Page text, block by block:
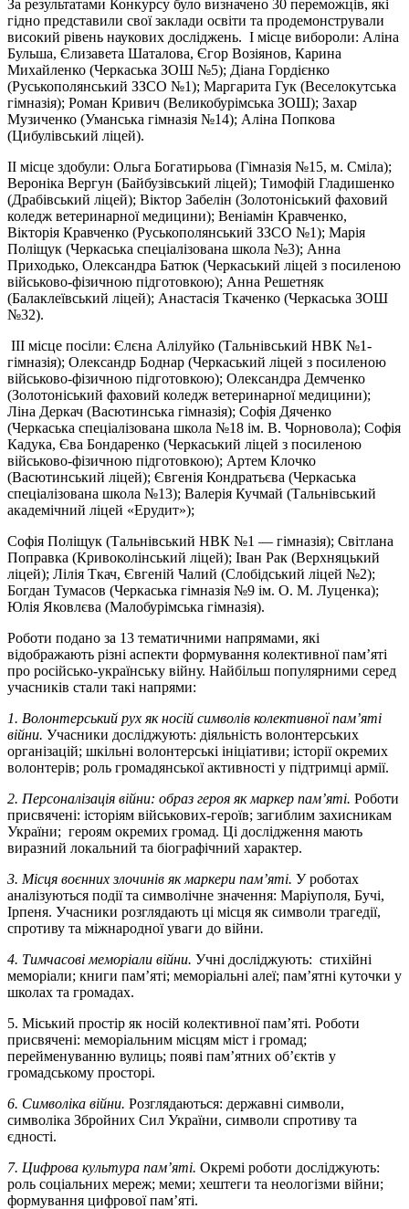
За результатами Конкурсу було визначено 30 переможців, які
гідно представили свої заклади освіти та продемонстрували
високий рівень наукових досліджень. І місце вибороли: Аліна
Бульша, Єлизавета Шаталова, Єгор Возіянов, Карина
Михайленко (Черкаська ЗОШ №5); Діана Гордієнко
(Руськополянський ЗЗСО №1); Маргарита Гук (Веселокутська
гімназія); Роман Кривич (Великобурімська ЗОШ); Захар
Музиченко (Уманська гімназія №14); Аліна Попкова
(Цибулівський ліцей).
ІІ місце здобули: Ольга Богатирьова (Гімназія №15, м. Сміла);
Вероніка Вергун (Байбузівський ліцей); Тимофій Гладишенко
(Драбівський ліцей); Віктор Забелін (Золотоніський фаховий
коледж ветеринарної медицини); Веніамін Кравченко,
Вікторія Кравченко (Руськополянський ЗЗСО №1); Марія
Поліщук (Черкаська спеціалізована школа №3); Анна
Приходько, Олександра Батюк (Черкаський ліцей з посиленою
військово-фізичною підготовкою); Анна Решетняк
(Балаклеївський ліцей); Анастасія Ткаченко (Черкаська ЗОШ
№32).
ІІІ місце посіли: Єлєна Алілуйко (Тальнівський НВК №1-
гімназія); Олександр Боднар (Черкаський ліцей з посиленою
військово-фізичною підготовкою); Олександра Демченко
(Золотоніський фаховий коледж ветеринарної медицини);
Ліна Деркач (Васютинська гімназія); Софія Дяченко
(Черкаська спеціалізована школа №18 ім. В. Чорновола); Софія
Кадука, Єва Бондаренко (Черкаський ліцей з посиленою
військово-фізичною підготовкою); Артем Клочко
(Васютинський ліцей); Євгенія Кондратьєва (Черкаська
спеціалізована школа №13); Валерія Кучмай (Тальнівський
академічний ліцей «Ерудит»);
Софія Поліщук (Тальнівський НВК №1 — гімназія); Світлана
Поправка (Кривоколінський ліцей); Іван Рак (Верхняцький
ліцей); Лілія Ткач, Євгеній Чалий (Слобідський ліцей №2);
Богдан Тумасов (Черкаська гімназія №9 ім. О. М. Луценка);
Юлія Яковлєва (Малобурімська гімназія).
Роботи подано за 13 тематичними напрямами, які
відображають різні аспекти формування колективної пам’яті
про російсько-українську війну. Найбільш популярними серед
учасників стали такі напрями:
1. Волонтерський рух як носій символів колективної пам’яті
війни. Учасники досліджують: діяльність волонтерських
організацій; шкільні волонтерські ініціативи; історії окремих
волонтерів; роль громадянської активності у підтримці армії.
2. Персоналізація війни: образ героя як маркер пам’яті. Роботи
присвячені: історіям військових-героїв; загиблим захисникам
України; героям окремих громад. Ці дослідження мають
виразний локальний та біографічний характер.
3. Місця воєнних злочинів як маркери пам’яті. У роботах
аналізуються події та символічне значення: Маріуполя, Бучі,
Ірпеня. Учасники розглядають ці місця як символи трагедії,
спротиву та міжнародної уваги до війни.
4. Тимчасові меморіали війни. Учні досліджують: стихійні
меморіали; книги пам’яті; меморіальні алеї; пам’ятні куточки у
школах та громадах.
5. Міський простір як носій колективної пам’яті. Роботи
присвячені: меморіальним місцям міст і громад;
перейменуванню вулиць; появі пам’ятних об’єктів у
громадському просторі.
6. Символіка війни. Розглядаються: державні символи,
символіка Збройних Сил України, символи спротиву та
єдності.
7. Цифрова культура пам’яті. Окремі роботи досліджують:
роль соціальних мереж; меми; хештеги та неологізми війни;
формування цифрової пам’яті.